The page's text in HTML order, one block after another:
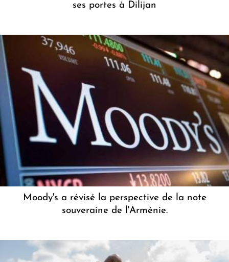
ses portes à Dilijan
Moody's a révisé la perspective de la note
souveraine de l'Arménie.